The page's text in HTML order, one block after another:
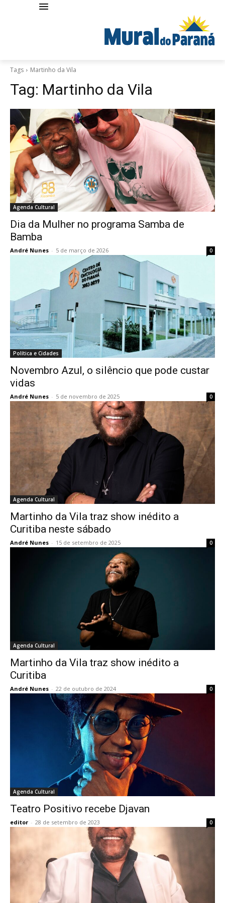
Tags Martinho da Vila
Tag: Martinho da Vila
Agenda Cultural
Dia da Mulher no programa Samba de
Bamba
André Nunes - 5 de março de 2026 0
Política e Cidades
Novembro Azul, o silêncio que pode custar
vidas
André Nunes - 5 de novembro de 2025 0
Agenda Cultural
Martinho da Vila traz show inédito a
Curitiba neste sábado
André Nunes - 15 de setembro de 2025 0
Agenda Cultural
Martinho da Vila traz show inédito a
Curitiba
André Nunes - 22 de outubro de 2024 0
Agenda Cultural
Teatro Positivo recebe Djavan
editor - 28 de setembro de 2023 0